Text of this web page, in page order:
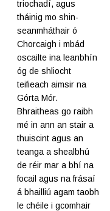
triochadí, agus
tháinig mo shin-
seanmháthair ó
Chorcaigh i mbád
oscailte ina leanbhín
óg de shliocht
teifieach aimsir na
Górta Mór.
Bhraitheas go raibh
mé in ann an stair a
thuiscint agus an
teanga a shealbhú
de réir mar a bhí na
focail agus na frásaí
á bhailliú agam taobh
le chéile i gcomhair